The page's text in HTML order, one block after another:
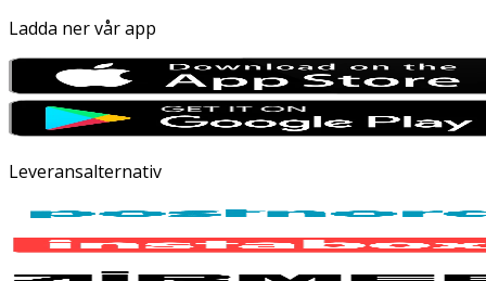
Ladda ner vår app
Leveransalternativ